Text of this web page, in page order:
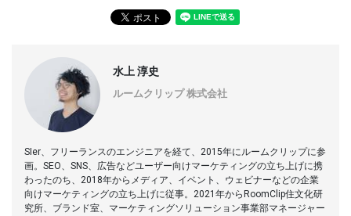
水上 淳史
ルームクリップ 株式会社
SIer、フリーランスのエンジニアを経て、2015年にルームクリップに参
画。SEO、SNS、広告などユーザー向けマーケティングの立ち上げに携
わったのち、2018年からメディア、イベント、ウェビナーなどの企業
向けマーケティングの立ち上げに従事。2021年からRoomClip住文化研
究所、ブランド室、マーケティングソリューション事業部マネージャー